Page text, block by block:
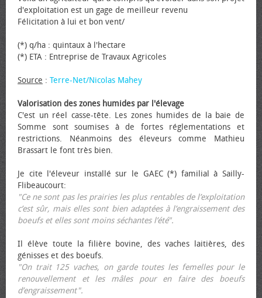
d'exploitation est un gage de meilleur revenu
Félicitation à lui et bon vent/
(*) q/ha : quintaux à l'hectare
(*) ETA : Entreprise de Travaux Agricoles
Source : Terre-Net/Nicolas Mahey
Valorisation des zones humides par l'élevage
C'est un réel casse-tête. Les zones humides de la baie de
Somme sont soumises à de fortes réglementations et
restrictions. Néanmoins des éleveurs comme Mathieu
Brassart le font très bien.
Je cite l'éleveur installé sur le GAEC (*) familial à Sailly-
Flibeaucourt:
"Ce ne sont pas les prairies les plus rentables de l’exploitation
c’est sûr, mais elles sont bien adaptées à l’engraissement des
bœufs et elles sont moins séchantes l’été".
Il élève toute la filière bovine, des vaches laitières, des
génisses et des bœufs.
"On trait 125 vaches, on garde toutes les femelles pour le
renouvellement et les mâles pour en faire des bœufs
d’engraissement".